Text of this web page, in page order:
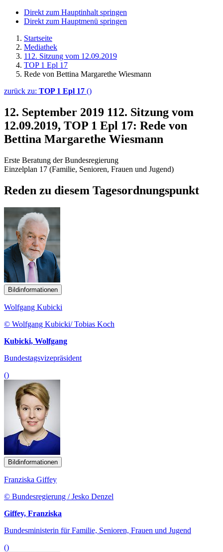
Direkt zum Hauptinhalt springen
Direkt zum Hauptmenü springen
Startseite
Mediathek
112. Sitzung vom 12.09.2019
TOP 1 Epl 17
Rede von Bettina Margarethe Wiesmann
zurück zu: TOP 1 Epl 17 ()
12. September 2019 112. Sitzung vom
12.09.2019, TOP 1 Epl 17: Rede von
Bettina Margarethe Wiesmann
Erste Beratung der Bundesregierung
Einzelplan 17 (Familie, Senioren, Frauen und Jugend)
Reden zu diesem Tagesordnungspunkt
Bildinformationen
Wolfgang Kubicki
© Wolfgang Kubicki/ Tobias Koch
Kubicki, Wolfgang
Bundestagsvizepräsident
()
Bildinformationen
Franziska Giffey
© Bundesregierung / Jesko Denzel
Giffey, Franziska
Bundesministerin für Familie, Senioren, Frauen und Jugend
()